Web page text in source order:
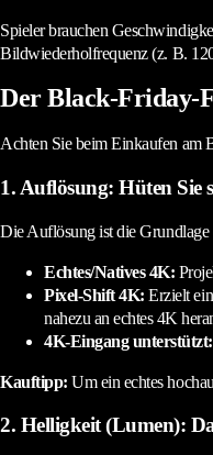
Spieler brauchen
Bildwiederholfrequenz (z. B.
Der Black-Friday-
Achten Sie beim Einkaufen am
1. Auflösung: Hüten Sie
Die Auflösung ist die
Echtes/Natives 4K:
Pixel-Shift 4K: Erzielt
nahezu an echtes 4K
4K-Eingang unterstützt:
Kauftipp: Um ein echtes
2. Helligkeit (Lumen):